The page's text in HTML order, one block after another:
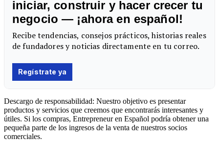
Descargo de responsabilidad: Nuestro objetivo es presentar
productos y servicios que creemos que encontrarás interesantes y
útiles. Si los compras, Entrepreneur en Español podría obtener una
pequeña parte de los ingresos de la venta de nuestros socios
comerciales.